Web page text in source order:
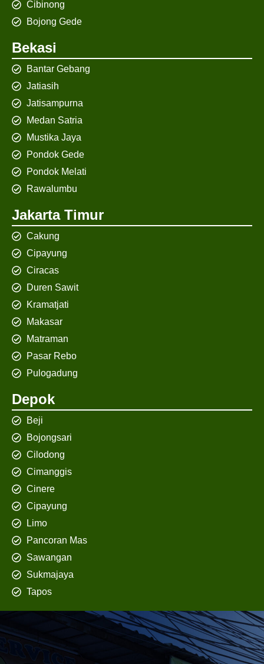
Cibinong
Bojong Gede
Bekasi
Bantar Gebang
Jatiasih
Jatisampurna
Medan Satria
Mustika Jaya
Pondok Gede
Pondok Melati
Rawalumbu
Jakarta Timur
Cakung
Cipayung
Ciracas
Duren Sawit
Kramatjati
Makasar
Matraman
Pasar Rebo
Pulogadung
Depok
Beji
Bojongsari
Cilodong
Cimanggis
Cinere
Cipayung
Limo
Pancoran Mas
Sawangan
Sukmajaya
Tapos